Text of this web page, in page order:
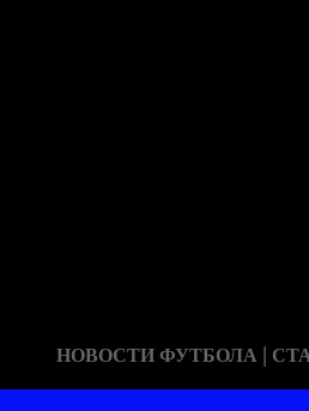
НОВОСТИ ФУТБОЛА |